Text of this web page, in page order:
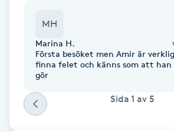
Fet hårbotten
Fettreducering
MH
Marina H.
Första besöket men Amir är verkligen mån att
finna felet och känns som att han
gör
Sida 1 av 5